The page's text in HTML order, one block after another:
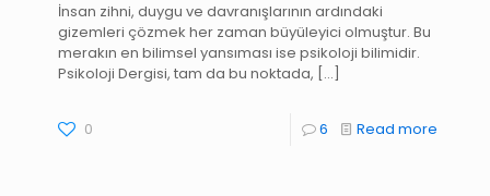
İnsan zihni, duygu ve davranışlarının ardındaki
gizemleri çözmek her zaman büyüleyici olmuştur. Bu
merakın en bilimsel yansıması ise psikoloji bilimidir.
Psikoloji Dergisi, tam da bu noktada, […]
0 6 Read more